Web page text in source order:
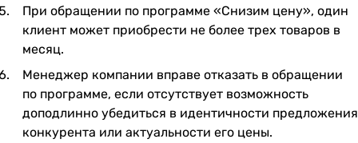
При обращении по программе «Снизим цену», один
клиент может приобрести не более трех товаров в
месяц.
Менеджер компании вправе отказать в обращении
по программе, если отсутствует возможность
доподлинно убедиться в идентичности предложения
конкурента или актуальности его цены.